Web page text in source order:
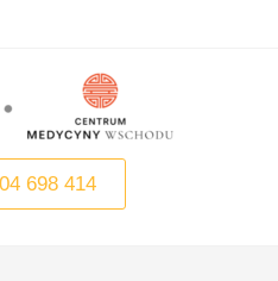
698 414